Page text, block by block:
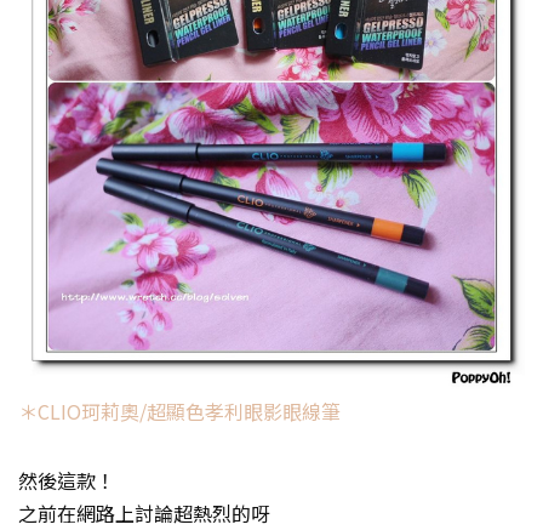
＊CLIO珂莉奧/超顯色孝利眼影眼線筆
然後這款！
之前在網路上討論超熱烈的呀